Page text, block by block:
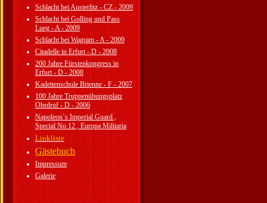
Schlacht bei Austerlitz - CZ - 2009
Schlacht bei Golling und Pass
Lueg - A - 2009
Schlacht bei Wagram - A - 2009
Citadelle in Erfurt - D - 2008
200 Jahre Fürstenkongress in
Erfurt - D - 2008
Kadettenschule Brienne - F - 2007
100 Jahre Truppenübungsplatz
Ohrdruf - D - 2006
Napoleon`s Imperial Guard ,
Special No 12 , Europa Militaria
Linkliste
Gästebuch
Impressum
Galerie